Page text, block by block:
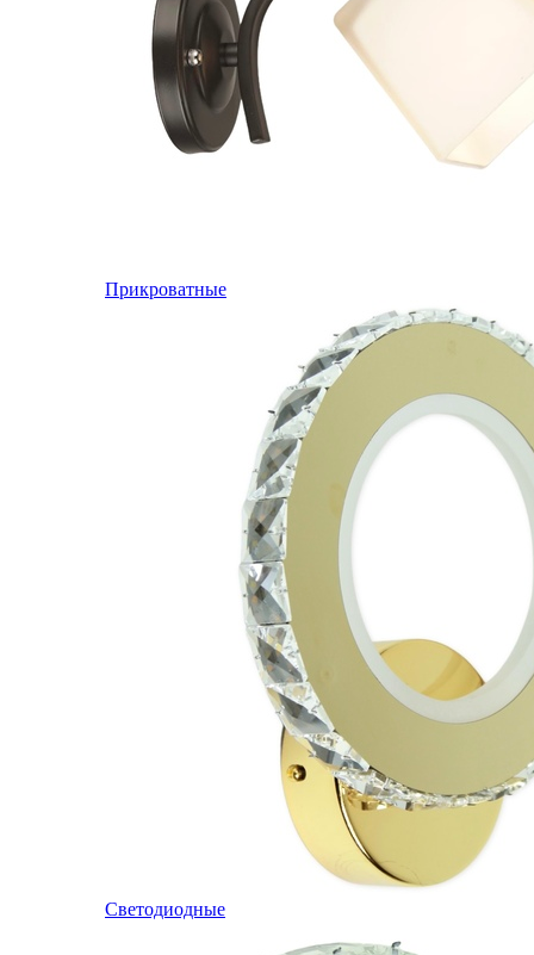
Прикроватные
Светодиодные